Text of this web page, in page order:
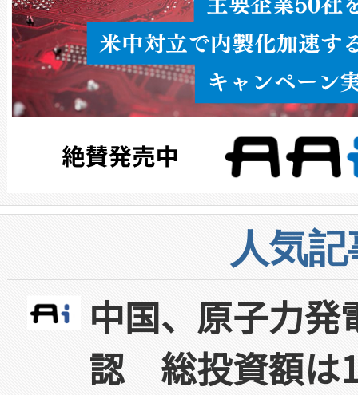
人気
中国、原子力
認 総投資額は